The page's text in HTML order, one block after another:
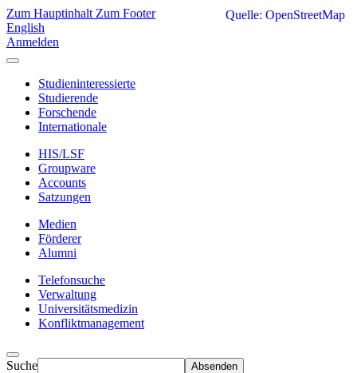
Zum Hauptinhalt Zum Footer
English
Anmelden
Studieninteressierte
Studierende
Forschende
Internationale
HIS/LSF
Groupware
Accounts
Satzungen
Medien
Förderer
Alumni
Telefonsuche
Verwaltung
Universitätsmedizin
Konfliktmanagement
Suche Absenden
Quelle: OpenStreetMap